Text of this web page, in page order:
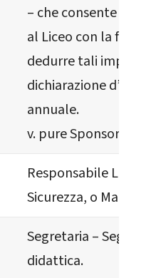
– che consente di
al Liceo con la
dedurre tali importi
dichiarazione
annuale.
v. pure
Responsabile
Sicurezza, o Mandato
Segretaria –
didattica.